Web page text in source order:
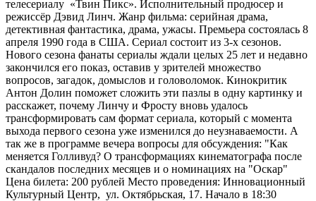
телесериалу «Твин Пикс». Исполнительный продюсер и
режиссёр Дэвид Линч. Жанр фильма: серийная драма,
детективная фантастика, драма, ужасы. Премьера состоялась 8
апреля 1990 года в США. Сериал состоит из 3-х сезонов.
Нового сезона фанаты сериалы ждали целых 25 лет и недавно
закончился его показ, оставив у зрителей множество
вопросов, загадок, домыслов и головоломок. Кинокритик
Антон Долин поможет сложить эти пазлы в одну картинку и
расскажет, почему Линчу и Фросту вновь удалось
трансформировать сам формат сериала, который с момента
выхода первого сезона уже изменился до неузнаваемости. А
так же в программе вечера вопросы для обсуждения: "Как
меняется Голливуд? О трансформациях кинематографа после
скандалов последних месяцев и о номинациях на "Оскар"
Цена билета: 200 рублей Место проведения: Инновационный
Культурный Центр, ул. Октябрьская, 17. Начало в 18:30